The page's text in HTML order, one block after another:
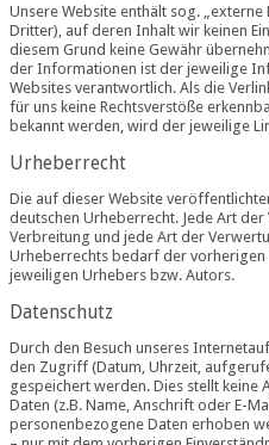
Unsere Website enthält sog. „externe
Dritter), auf deren Inhalt wir keinen
diesem Grund keine Gewähr
der Informationen ist der jeweilige
Websites verantwortlich. Als die
für uns keine Rechtsverstöße
bekannt werden, wird der jeweilige
Urheberrecht
Die auf dieser Website
deutschen Urheberrecht. Jede Art
Verbreitung und jede Art der
Urheberrechts bedarf der
jeweiligen Urhebers bzw. Autors.
Datenschutz
Durch den Besuch unseres
den Zugriff (Datum, Uhrzeit,
gespeichert werden. Dies stellt
Daten (z.B. Name, Anschrift oder E-
personenbezogene Daten erhoben